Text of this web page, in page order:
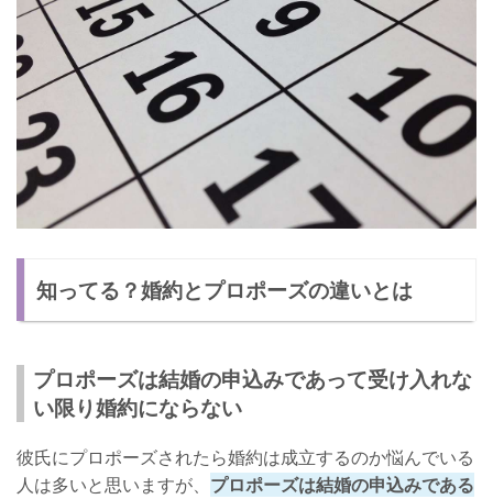
知ってる？婚約とプロポーズの違いとは
プロポーズは結婚の申込みであって受け入れな
い限り婚約にならない
彼氏にプロポーズされたら婚約は成立するのか悩んでいる
人は多いと思いますが、 プロポーズは結婚の申込みである